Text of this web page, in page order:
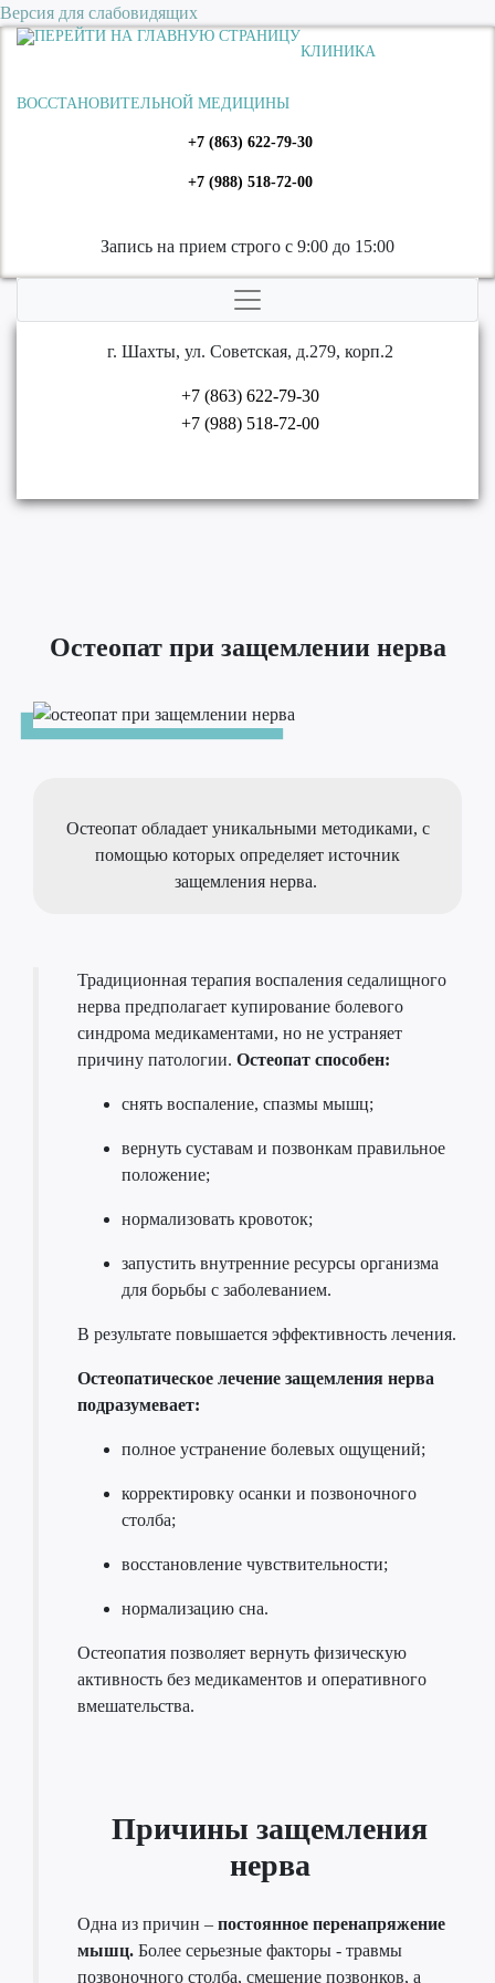
Версия для слабовидящих
КЛИНИКА
ВОССТАНОВИТЕЛЬНОЙ МЕДИЦИНЫ
+7 (863) 622-79-30
+7 (988) 518-72-00
Запись на прием строго с 9:00 до 15:00
г. Шахты, ул. Советская, д.279, корп.2
+7 (863) 622-79-30
+7 (988) 518-72-00
Остеопат при защемлении нерва
Остеопат обладает уникальными методиками, с
помощью которых определяет источник
защемления нерва.
Традиционная терапия воспаления седалищного
нерва предполагает купирование болевого
синдрома медикаментами, но не устраняет
причину патологии. Остеопат способен:
снять воспаление, спазмы мышц;
вернуть суставам и позвонкам правильное
положение;
нормализовать кровоток;
запустить внутренние ресурсы организма
для борьбы с заболеванием.
В результате повышается эффективность лечения.
Остеопатическое лечение защемления нерва
подразумевает:
полное устранение болевых ощущений;
корректировку осанки и позвоночного
столба;
восстановление чувствительности;
нормализацию сна.
Остеопатия позволяет вернуть физическую
активность без медикаментов и оперативного
вмешательства.
Причины защемления
нерва
Одна из причин – постоянное перенапряжение
мышц. Более серьезные факторы - травмы
позвоночного столба, смещение позвонков, а